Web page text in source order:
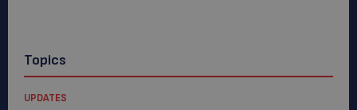
Topics
UPDATES